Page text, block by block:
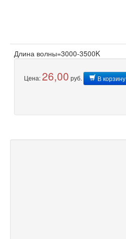
Длина волны=3000-3500K
Цена: 26,00 руб. В корзину